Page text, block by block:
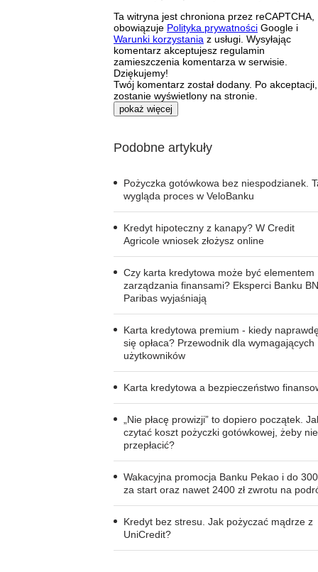
Ta witryna jest chroniona przez reCAPTCHA,
obowiązuje Polityka prywatności Google i
Warunki korzystania z usługi. Wysyłając
komentarz akceptujesz regulamin
zamieszczenia komentarza w serwisie.
Dziękujemy!
Twój komentarz został dodany. Po akceptacji,
zostanie wyświetlony na stronie.
pokaż więcej
Podobne artykuły
Pożyczka gotówkowa bez niespodzianek.
wygląda proces w VeloBanku
Kredyt hipoteczny z kanapy? W Credit
Agricole wniosek złożysz online
Czy karta kredytowa może być elementem
zarządzania finansami? Eksperci Banku
Paribas wyjaśniają
Karta kredytowa premium - kiedy
się opłaca? Przewodnik dla wymagających
użytkowników
Karta kredytowa a bezpieczeństwo
„Nie płacę prowizji” to dopiero początek.
czytać koszt pożyczki gotówkowej, żeby nie
przepłacić?
Wakacyjna promocja Banku Pekao i do 300
za start oraz nawet 2400 zł zwrotu na
Kredyt bez stresu. Jak pożyczać mądrze z
UniCredit?